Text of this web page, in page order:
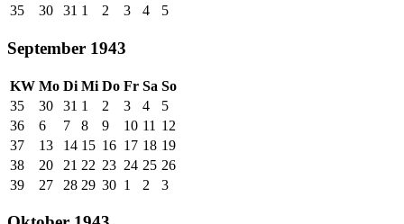
35
30 31 1 2 3 4 5
September 1943
KW Mo Di Mi Do Fr Sa So
35
30 31 1 2 3 4
5
36
6 7 8 9 10 11 12
37
13 14 15 16 17 18 19
38
20 21 22 23 24 25 26
39
27 28 29 30 1 2 3